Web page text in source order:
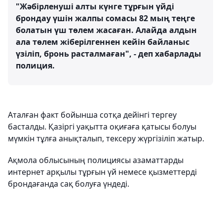
"Жәбірленуші алты күнге тұрғын үйді
брондау үшін жалпы сомасы 82 мың теңге
болатын үш төлем жасаған. Алайда алдын
ала төлем жіберілгеннен кейін байланыс
үзіліп, бронь расталмаған", - деп хабарлады
полиция.
Аталған факт бойынша сотқа дейінгі тергеу
басталды. Қазіргі уақытта оқиғаға қатысы болуы
мүмкін тұлға анықталып, тексеру жүргізіліп жатыр.
Ақмола облысының полициясы азаматтарды
интернет арқылы тұрғын үй немесе қызметтерді
брондағанда сақ болуға үндеді.